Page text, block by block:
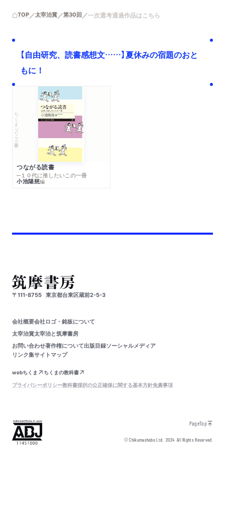
TOP 太宰治賞 第30回 一次選考通過作品はこちら
【自由研究、読書感想文……】夏休みの宿題のおと
もに！
ちくまプリマー新書
つながる読書
─１０代に推したいこの一冊
小池陽慈編
〒111-8755 東京都台東区蔵前2-5-3
会社概要会社ロゴ・銘板について
太宰治賞太宰治と筑摩書房
お問い合わせ著作権について出版目録ソーシャルメディア
リンク集サイトマップ
webちくま
ちくまの教科書
プライバシーポリシー教科書採択の公正確保に関する基本方針免責事項
PageTop
© Chikumashobo Ltd.2024 All Rights Reserved.